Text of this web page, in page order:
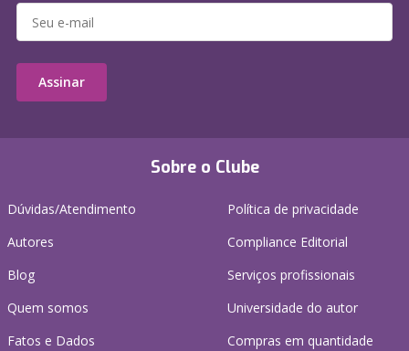
Sobre o Clube
Dúvidas/Atendimento
Autores
Blog
Quem somos
Fatos e Dados
Política de privacidade
Compliance Editorial
Serviços profissionais
Universidade do autor
Compras em quantidade
Assinar